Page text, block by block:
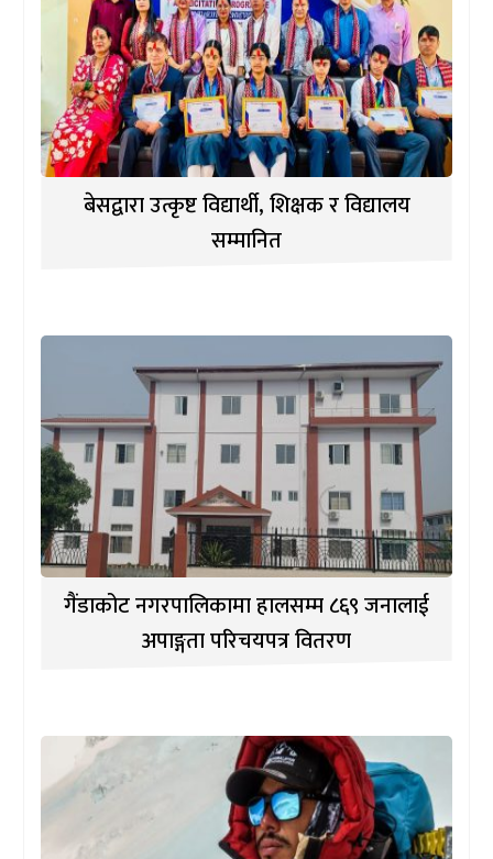
बेसद्वारा उत्कृष्ट विद्यार्थी, शिक्षक र विद्यालय
सम्मानित
गैंडाकोट नगरपालिकामा हालसम्म ८६९ जनालाई
अपाङ्गता परिचयपत्र वितरण